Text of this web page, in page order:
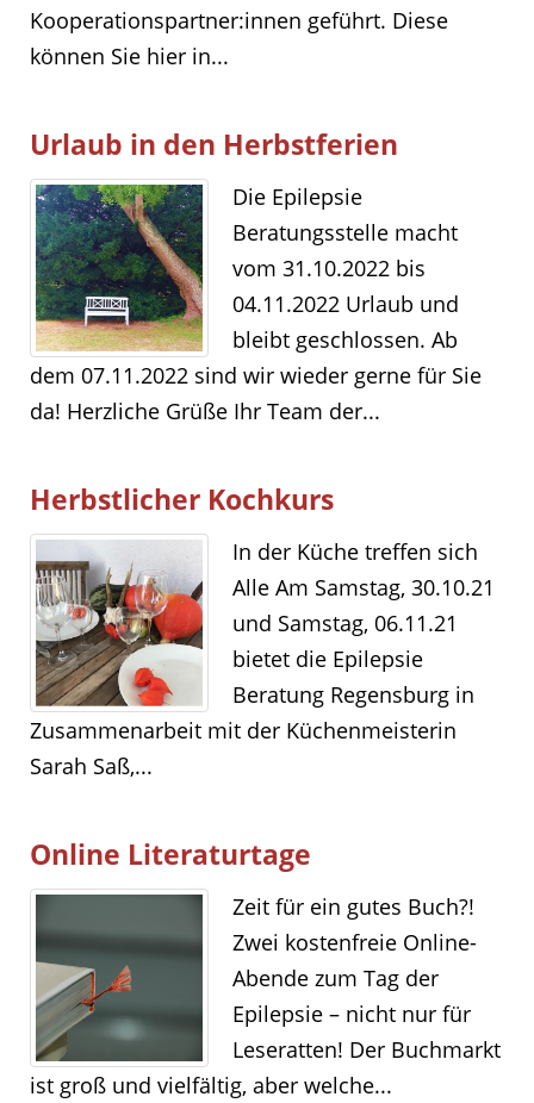
Kooperationspartner:innen geführt. Diese
können Sie hier in...
Urlaub in den Herbstferien
Die Epilepsie
Beratungsstelle macht
vom 31.10.2022 bis
04.11.2022 Urlaub und
bleibt geschlossen. Ab
dem 07.11.2022 sind wir wieder gerne für Sie
da! Herzliche Grüße Ihr Team der...
Herbstlicher Kochkurs
In der Küche treffen sich
Alle Am Samstag, 30.10.21
und Samstag, 06.11.21
bietet die Epilepsie
Beratung Regensburg in
Zusammenarbeit mit der Küchenmeisterin
Sarah Saß,...
Online Literaturtage
Zeit für ein gutes Buch?!
Zwei kostenfreie Online-
Abende zum Tag der
Epilepsie – nicht nur für
Leseratten! Der Buchmarkt
ist groß und vielfältig, aber welche...